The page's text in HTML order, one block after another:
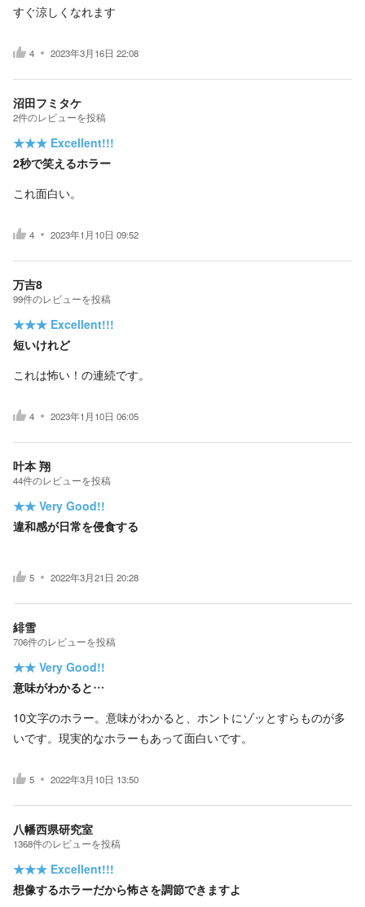
すぐ涼しくなれます
4 2023年3月16日 22:08
沼田フミタケ
2件のレビューを投稿
★★★ Excellent!!!
2秒で笑えるホラー
これ面白い。
4 2023年1月10日 09:52
万吉8
99件のレビューを投稿
★★★ Excellent!!!
短いけれど
これは怖い！の連続です。
4 2023年1月10日 06:05
叶本 翔
44件のレビューを投稿
★★ Very Good!!
違和感が日常を侵食する
5 2022年3月21日 20:28
緋雪
706件のレビューを投稿
★★ Very Good!!
意味がわかると…
10文字のホラー。意味がわかると、ホントにゾッとすらものが多
いです。現実的なホラーもあって面白いです。
5 2022年3月10日 13:50
八幡西県研究室
1368件のレビューを投稿
★★★ Excellent!!!
想像するホラーだから怖さを調節できますよ